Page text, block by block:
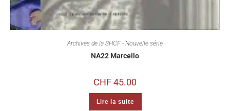
Archives de la SHCF - Nouvelle série
NA22 Marcello
CHF45.00
Lire la suite